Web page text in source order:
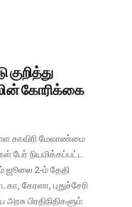
குறித்து
கோரிக்கை
காவிரி மேலாண்மை
நியமிக்கப்பட்ட
ஜூலை 2-ம் தேதி
கேரளா, புதுச்சேரி
பிரதிநிதிகளும்